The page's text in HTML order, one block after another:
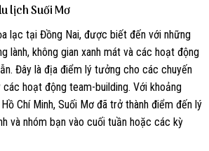
lịch Suối Mơ
lạc tại Đồng Nai, được biết đến với những
lành, không gian xanh mát và các hoạt động
Đây là địa điểm lý tưởng cho các chuyến
hoạt động team-building. Với khoảng
Chí Minh, Suối Mơ đã trở thành điểm đến lý
và nhóm bạn vào cuối tuần hoặc các kỳ